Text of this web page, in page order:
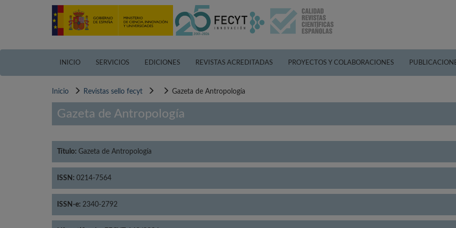
INICIO SERVICIOS EDICIONES REVISTAS ACREDITADAS PROYECTOS Y COLABORACIONES
Inicio Revistas sello fecyt Gazeta de Antropología
Gazeta de Antropología
Título: Gazeta de Antropología
ISSN: 0214-7564
ISSN-e: 2340-2792